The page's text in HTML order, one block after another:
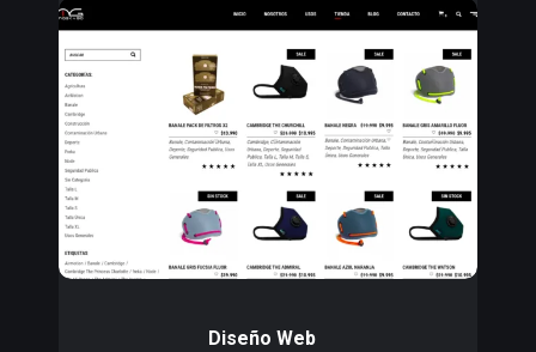
Diseño
web
ecommerce
para
MASKnGO
web
Diseño Web